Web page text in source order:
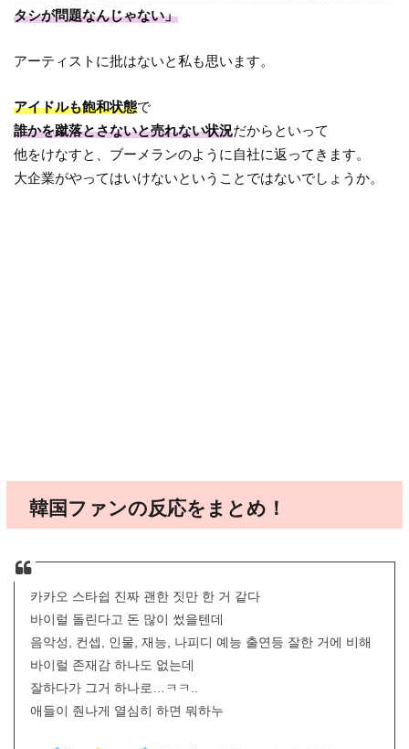
タシが問題なんじゃない」
アーティストに批はないと私も思います。
アイドルも飽和状態で
誰かを蹴落とさないと売れない状況だからといって
他をけなすと、ブーメランのように自社に返ってきます。
大企業がやってはいけないということではないでしょうか。
韓国ファンの反応をまとめ！
카카오 스타쉽 진짜 괜한 짓만 한 거 같다
바이럴 돌린다고 돈 많이 썼을텐데
음악성, 컨셉, 인물, 재능, 나피디 예능 출연등 잘한 거에 비해
바이럴 존재감 하나도 없는데
잘하다가 그거 하나로…ㅋㅋ..
애들이 줜나게 열심히 하면 뭐하누